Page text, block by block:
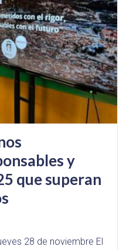
y
que superan
28 de noviembre El